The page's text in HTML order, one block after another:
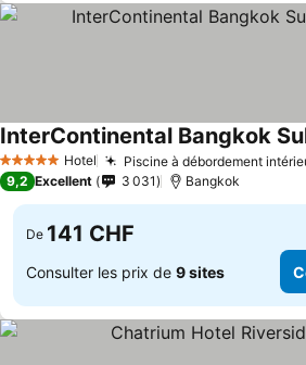
5 Étoiles Hotel Piscine à débordement
InterContinental Bangkok
9,2 Excellent 3 031 Bangkok
De 141 CHF
Consulter les prix de 9 sites